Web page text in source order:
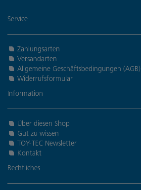
Service
Zahlungsarten
Versandarten
Allgemeine Geschäftsbedingungen (AGB)
Widerrufsformular
Information
Über diesen Shop
Gut zu wissen
TOY-TEC Newsletter
Kontakt
Rechtliches